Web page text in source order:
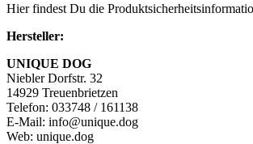
Hier findest Du die
Hersteller:
UNIQUE DOG
Niebler Dorfstr. 32
14929 Treuenbrietzen
Telefon: 033748 / 161138
E-Mail: info@unique.dog
Web: unique.dog